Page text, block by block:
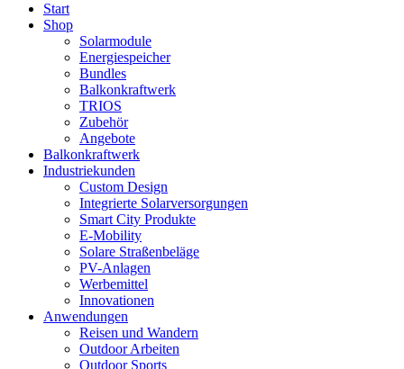
Start
Shop
Solarmodule
Energiespeicher
Bundles
Balkonkraftwerk
TRIOS
Zubehör
Angebote
Balkonkraftwerk
Industriekunden
Custom Design
Integrierte Solarversorgungen
Smart City Produkte
E-Mobility
Solare Straßenbeläge
PV-Anlagen
Werbemittel
Innovationen
Anwendungen
Reisen und Wandern
Outdoor Arbeiten
Outdoor Sports